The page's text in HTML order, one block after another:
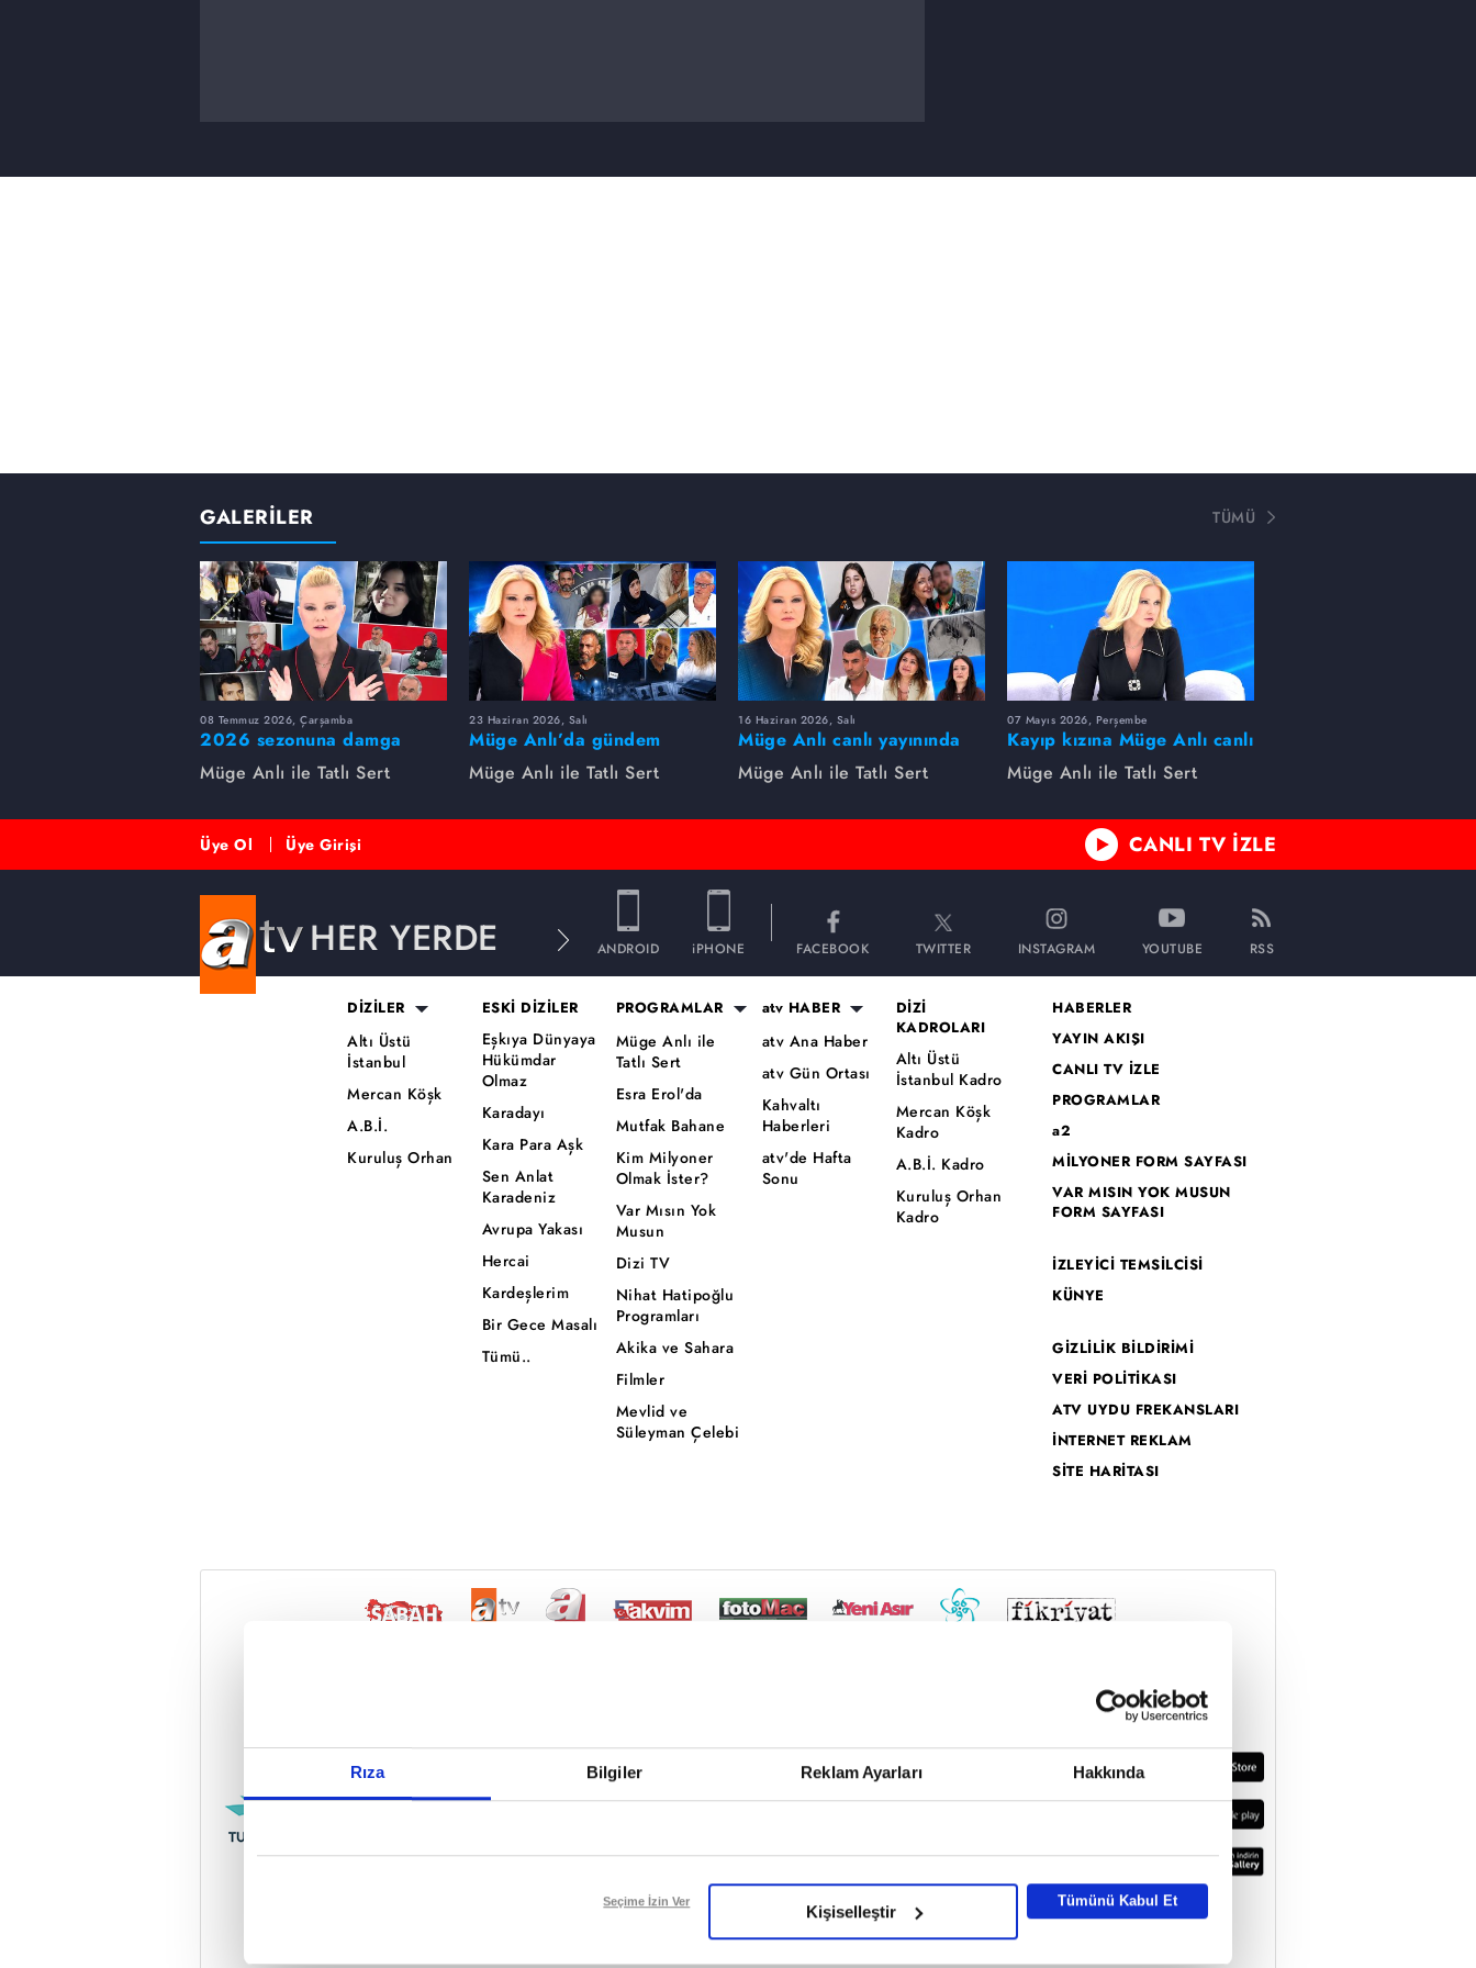
Rıza Bilgiler Reklam Ayarları Hakkında
Reddet
Seçime İzin Ver
Kişiselleştir
Tümünü Kabul Et
GALERİLER TÜMÜ
08 Temmuz 2026, Çarşamba
2026 sezonuna damga
vuran 5 Müge Anlı
dosyası...
Müge Anlı ile Tatlı Sert
23 Haziran 2026, Salı
Müge Anlı’da gündem
sarsıldı! Kayıp dosyaları ve
aile ihanetleri herkesi şoke
Müge Anlı ile Tatlı Sert
16 Haziran 2026, Salı
Müge Anlı canlı yayınında
dikkat çeken gelişmeler
yaşandı. Kayıp,
Müge Anlı ile Tatlı Sert
07 Mayıs 2026, Perşembe
Kayıp kızına Müge Anlı canlı
yayında kavuştu
Müge Anlı ile Tatlı Sert
Üye Ol Üye Girişi CANLI TV İZLE
HER YERDE ANDROID iPHONE FACEBOOK TWITTER INSTAGRAM YOUTUBE RSS
DİZİLER
Altı Üstü
İstanbul
Mercan Köşk
A.B.İ.
Kuruluş Orhan
ESKİ DİZİLER
Eşkıya Dünyaya
Hükümdar
Olmaz
Karadayı
Kara Para Aşk
Sen Anlat
Karadeniz
Avrupa Yakası
Hercai
Kardeşlerim
Bir Gece Masalı
Tümü..
PROGRAMLAR
Müge Anlı ile
Tatlı Sert
Esra Erol'da
Mutfak Bahane
Kim Milyoner
Olmak İster?
Var Mısın Yok
Musun
Dizi TV
Nihat Hatipoğlu
Programları
Akika ve Sahara
Filmler
Mevlid ve
Süleyman Çelebi
atv HABER
atv Ana Haber
atv Gün Ortası
Kahvaltı
Haberleri
atv'de Hafta
Sonu
DİZİ
KADROLARI
Altı Üstü
İstanbul Kadro
Mercan Köşk
Kadro
A.B.İ. Kadro
Kuruluş Orhan
Kadro
HABERLER
YAYIN AKIŞI
CANLI TV İZLE
PROGRAMLAR
a2
MİLYONER FORM SAYFASI
VAR MISIN YOK MUSUN
FORM SAYFASI
İZLEYİCİ TEMSİLCİSİ
KÜNYE
GİZLİLİK BİLDİRİMİ
VERİ POLİTİKASI
ATV UYDU FREKANSLARI
İNTERNET REKLAM
SİTE HARİTASI